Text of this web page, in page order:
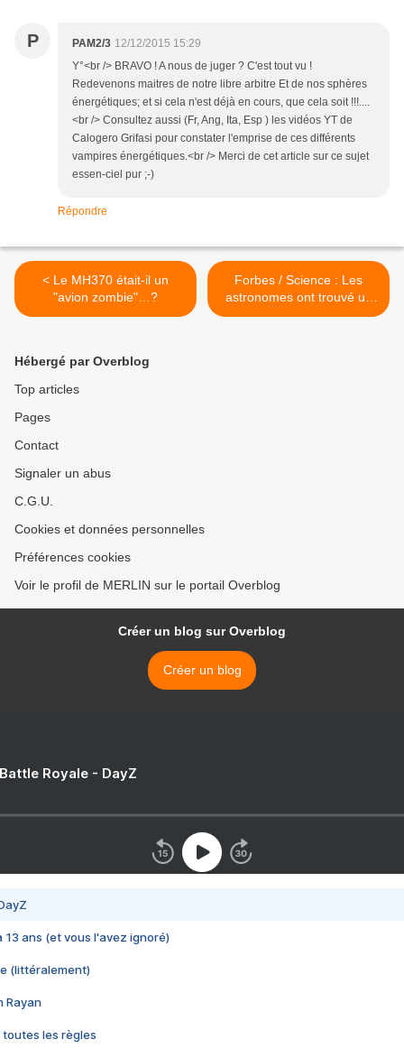
P PAM2/3 12/12/2015 15:29
Y°<br /> BRAVO ! A nous de juger ? C'est tout vu !
Redevenons maitres de notre libre arbitre Et de nos sphères
énergétiques; et si cela n'est déjà en cours, que cela soit !!!....
<br /> Consultez aussi (Fr, Ang, Ita, Esp ) les vidéos YT de
Calogero Grifasi pour constater l'emprise de ces différents
vampires énergétiques.<br /> Merci de cet article sur ce sujet
essen-ciel pur ;-)
Répondre
< Le MH370 était-il un
"avion zombie"…?
Forbes / Science : Les
astronomes ont trouvé un
nouvel objet , possiblement
Hébergé par Overblog
Top articles
Pages
Contact
Signaler un abus
C.G.U.
Cookies et données personnelles
Préférences cookies
Voir le profil de MERLIN sur le portail Overblog
Créer un blog sur Overblog
Créer un blog
Royale - DayZ
13 ans (et vous l'avez ignoré)
(littéralement)
Rayan
toutes les règles